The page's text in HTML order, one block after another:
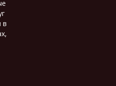
в